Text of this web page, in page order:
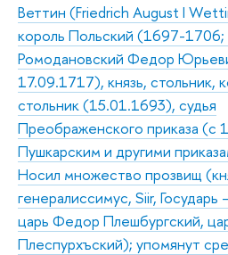
Веттин (Friedrich August I
король Польский (1697-
Ромодановский Федор
17.09.1717), князь, стольник,
стольник (15.01.1693), судья
Преображенского приказа (с
Пушкарским и другими
Носил множество прозвищ
генералиссимус, Siir, Государь
царь Федор Плешбургский,
Плеспурхъский); упомянут